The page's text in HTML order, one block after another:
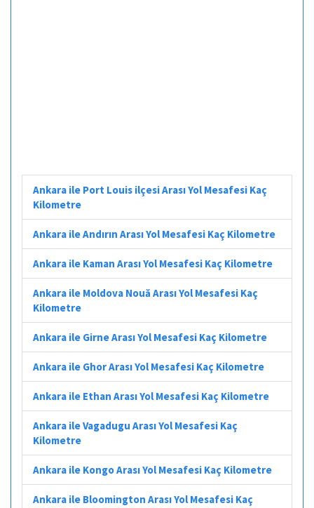
Ankara ile Port Louis ilçesi Arası Yol Mesafesi Kaç
Kilometre
Ankara ile Andırın Arası Yol Mesafesi Kaç Kilometre
Ankara ile Kaman Arası Yol Mesafesi Kaç Kilometre
Ankara ile Moldova Nouă Arası Yol Mesafesi Kaç
Kilometre
Ankara ile Girne Arası Yol Mesafesi Kaç Kilometre
Ankara ile Ghor Arası Yol Mesafesi Kaç Kilometre
Ankara ile Ethan Arası Yol Mesafesi Kaç Kilometre
Ankara ile Vagadugu Arası Yol Mesafesi Kaç
Kilometre
Ankara ile Kongo Arası Yol Mesafesi Kaç Kilometre
Ankara ile Bloomington Arası Yol Mesafesi Kaç